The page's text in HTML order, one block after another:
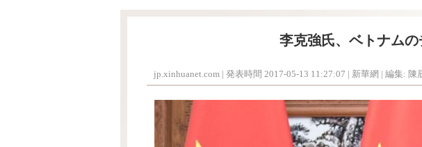
李克強氏、ベトナム
jp.xinhuanet.com | 発表時間 2017-05-13 11:27:07 | 新華網 | 編集: 陳